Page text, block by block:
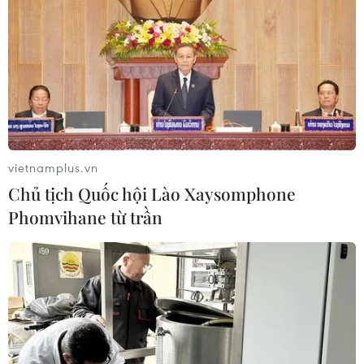
Đà Nẵng lần đầu đăng cai
chung kết Hoa hậu Di sản
toàn cầu 2026
05/08/2026 11:01
Hà Nội nằm trong nhóm 10
thành phố hàng đầu thế
giới về ẩm thực đường phố
05/08/2026 03:11
Nét quê mộc mạc ở chợ
phường Vị Thanh giữa lòng
thành phố Cần Thơ
05/08/2026 02:00
Điểm hẹn ngắm băng trôi
và cá voi ở Canada
05/08/2026 01:08
vietnamplus.vn
Chủ tịch Quốc hội Lào Xaysomphone
Phomvihane từ trần